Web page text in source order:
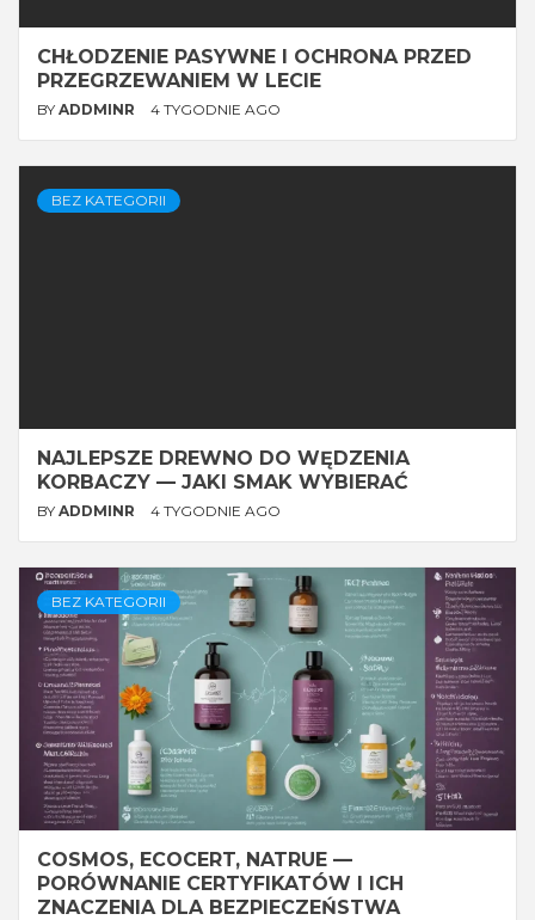
CHŁODZENIE PASYWNE I OCHRONA PRZED
PRZEGRZEWANIEM W LECIE
BY ADDMINR 4 TYGODNIE AGO
BEZ KATEGORII
NAJLEPSZE DREWNO DO WĘDZENIA
KORBACZY — JAKI SMAK WYBIERAĆ
BY ADDMINR 4 TYGODNIE AGO
BEZ KATEGORII
COSMOS, ECOCERT, NATRUE —
PORÓWNANIE CERTYFIKATÓW I ICH
ZNACZENIA DLA BEZPIECZEŃSTWA